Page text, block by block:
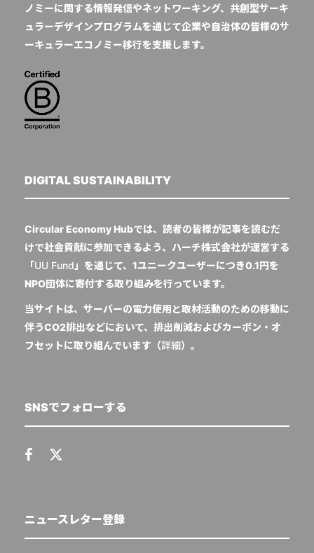
ノミーに関する情報発信やネットワーキング、共創型サーキ
ュラーデザインプログラムを通じて企業や自治体の皆様のサ
ーキュラーエコノミー移行を支援します。
DIGITAL SUSTAINABILITY
Circular Economy Hubでは、読者の皆様が記事を読むだ
けで社会貢献に参加できるよう、ハーチ株式会社が運営する
「UU Fund 」を通じて、1ユニークユーザーにつき0.1円を
NPO団体に寄付する取り組みを行っています。
当サイトは、サーバーの電力使用と取材活動のための移動に
伴うCO2排出などにおいて、排出削減およびカーボン・オ
フセットに取り組んでいます（詳細）。
SNSでフォローする
ニュースレター登録